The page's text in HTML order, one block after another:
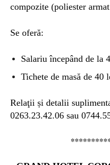
compozite (poliester
Se oferă:
Salariu începând de la
Tichete de masă de 40
Relaţii și detalii
0263.23.42.06 sau